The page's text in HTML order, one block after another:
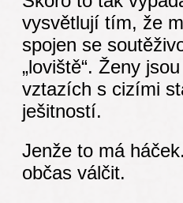
vysvětlují tím, že
spojen se
„loviště“. Ženy
vztazích s cizími
ješitností.
Jenže to má
občas válčit.